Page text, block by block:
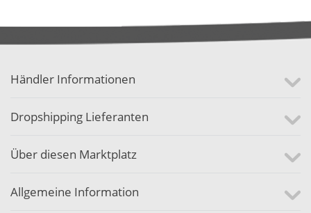
Händler Informationen
Dropshipping Lieferanten
Über diesen Marktplatz
Allgemeine Information